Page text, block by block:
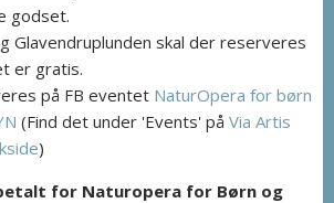
godset.
Glavendruplunden skal der reserveres
er gratis.
på FB eventet NaturOpera for børn
(Find det under 'Events' på Via Artis
)
for Naturopera for Børn og